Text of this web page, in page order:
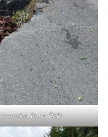
Foto: ŘSD